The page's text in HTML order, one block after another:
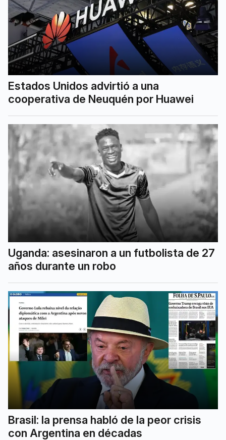
Estados Unidos advirtió a una
cooperativa de Neuquén por Huawei
Uganda: asesinaron a un futbolista de 27
años durante un robo
Brasil: la prensa habló de la peor crisis
con Argentina en décadas